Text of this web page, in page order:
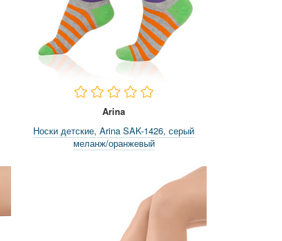
Arina
Носки детские, Arina SAK-1426, серый
меланж/оранжевый